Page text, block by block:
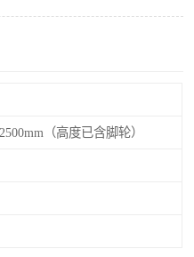
（高度已含脚轮）